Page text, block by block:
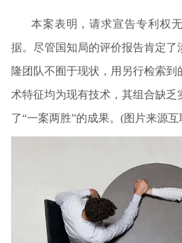
本案表明，请求宣告专利权无
据。尽管国知局的评价报告肯定了
隆团队不囿于现状，用另行检索
术特征均为现有技术，其组合缺乏
了“一案两胜”的成果。(图片来源互